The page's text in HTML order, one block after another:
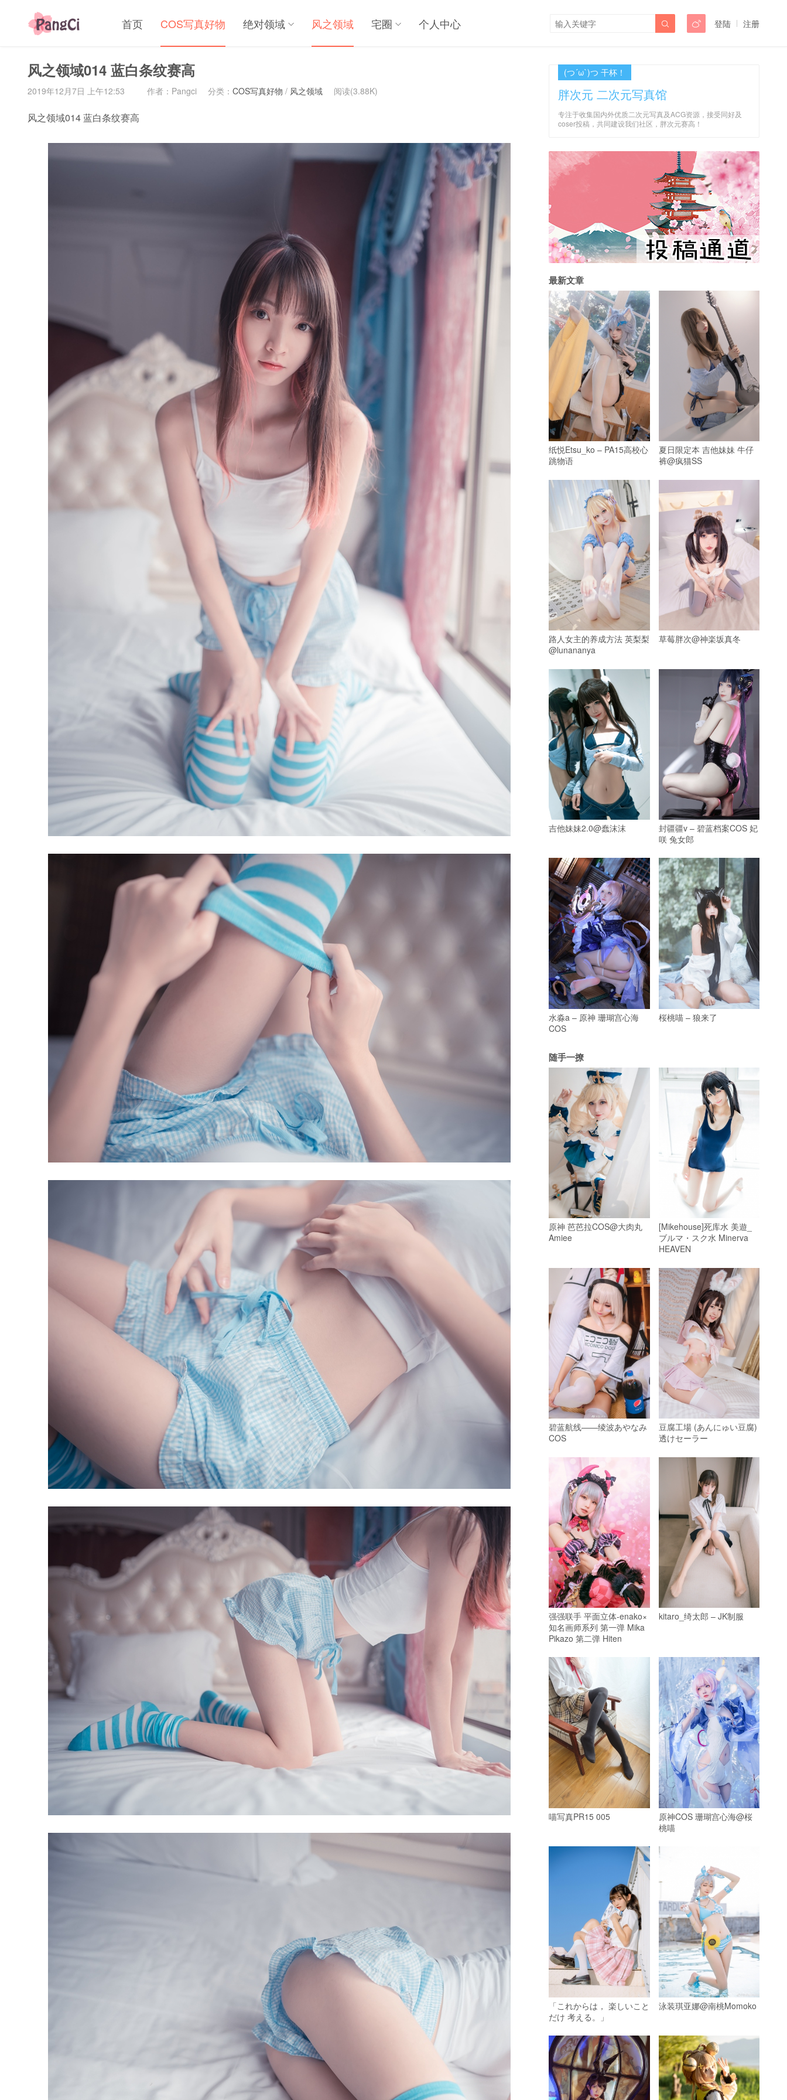
首页 COS写真好物 绝对领域 风之领域 宅圈 个人中心 登陆 注册


风之领域014 蓝白条纹赛高
2019年12月7日 上午12:53 作者：Pangci 分类： COS写真好物 / 风之领域 阅读(3.88K)
风之领域014 蓝白条纹赛高
(つ´ω`)つ 干杯！
胖次元 二次元写真馆
专注于收集国内外优质二次元写真及ACG资源，接受同好及
coser投稿，共同建设我们社区，胖次元赛高！
最新文章
纸悦Etsu_ko – PA15高校心
跳物语
夏日限定本 吉他妹妹 牛仔
裤@疯猫SS
路人女主的养成方法 英梨梨
@lunananya
草莓胖次@神楽坂真冬
吉他妹妹2.0@蠢沫沫
封疆疆v – 碧蓝档案COS 妃
咲 兔女郎
水淼a – 原神 珊瑚宫心海
COS
桜桃喵 – 狼来了
随手一撩
原神 芭芭拉COS@大肉丸
Amiee
[Mikehouse]死库水 美遊_
ブルマ・スク水 Minerva
HEAVEN
碧蓝航线——绫波あやなみ
COS
豆腐工場 (あんにゅい豆腐)
透けセーラー
强强联手 平面立体-enako×
知名画师系列 第一弹 Mika
Pikazo 第二弹 Hiten
kitaro_绮太郎 – JK制服
喵写真PR15 005
原神COS 珊瑚宫心海@桜
桃喵
「これからは， 楽しいこと
だけ 考える。」
泳装琪亚娜@南桃Momoko